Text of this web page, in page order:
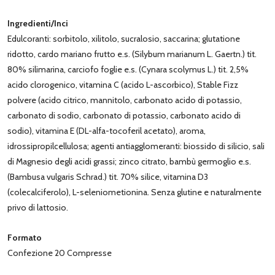
Ingredienti/Inci
Edulcoranti: sorbitolo, xilitolo, sucralosio, saccarina; glutatione
ridotto, cardo mariano frutto e.s. (Silybum marianum L. Gaertn.) tit.
80% silimarina, carciofo foglie e.s. (Cynara scolymus L.) tit. 2,5%
acido clorogenico, vitamina C (acido L-ascorbico), Stable Fizz
polvere (acido citrico, mannitolo, carbonato acido di potassio,
carbonato di sodio, carbonato di potassio, carbonato acido di
sodio), vitamina E (DL-alfa-tocoferil acetato), aroma,
idrossipropilcellulosa; agenti antiagglomeranti: biossido di silicio, sali
di Magnesio degli acidi grassi; zinco citrato, bambù germoglio e.s.
(Bambusa vulgaris Schrad.) tit. 70% silice, vitamina D3
(colecalciferolo), L-seleniometionina. Senza glutine e naturalmente
privo di lattosio.
Formato
Confezione 20 Compresse